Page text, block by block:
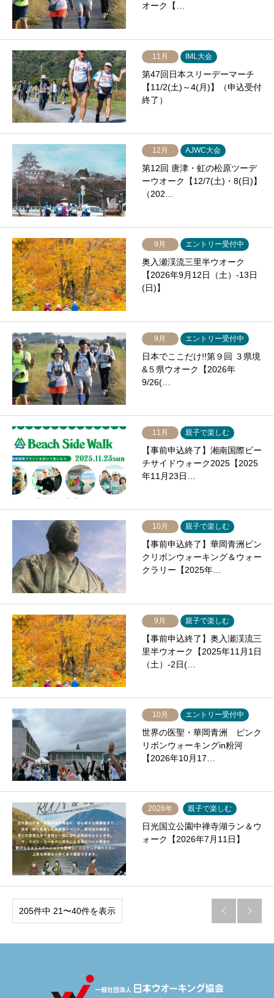
オーク【…
11月 IML大会
第47回日本スリーデーマーチ
【11/2(土)～4(月)】（申込受付
終了）
12月 AJWC大会
第12回 唐津・虹の松原ツーデ
ーウオーク【12/7(土)・8(日)】
（202…
9月 エントリー受付中
奥入瀬渓流三里半ウオーク
【2026年9月12日（土）-13日
(日)】
9月 エントリー受付中
日本でここだけ!!第９回 ３県境
&５県ウオーク【2026年
9/26(…
11月 親子で楽しむ
【事前申込終了】湘南国際ビー
チサイドウォーク2025【2025
年11月23日…
10月 親子で楽しむ
【事前申込終了】華岡青洲ピン
クリボンウォーキング＆ウォー
クラリー【2025年…
9月 親子で楽しむ
【事前申込終了】奥入瀬渓流三
里半ウオーク【2025年11月1日
（土）-2日(…
10月 エントリー受付中
世界の医聖・華岡青洲 ピンク
リボンウォーキングin粉河
【2026年10月17…
2026年 親子で楽しむ
日光国立公園中禅寺湖ラン＆ウ
ォーク【2026年7月11日】
205件中 21〜40件を表示  